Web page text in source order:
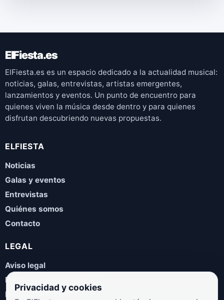
ElFiesta.es
ElFiesta.es es un espacio dedicado a la actualidad musical:
noticias, galas, entrevistas, artistas emergentes,
lanzamientos y eventos. Un punto de encuentro para
quienes viven la música desde dentro y para quienes
disfrutan descubriendo nuevas propuestas.
ELFIESTA
Noticias
Galas y eventos
Entrevistas
Quiénes somos
Contacto
LEGAL
Aviso legal
Política de privacidad
Política de cookies
Privacidad y cookies